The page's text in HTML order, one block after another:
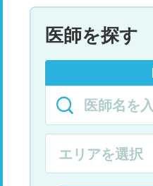
医師を探す